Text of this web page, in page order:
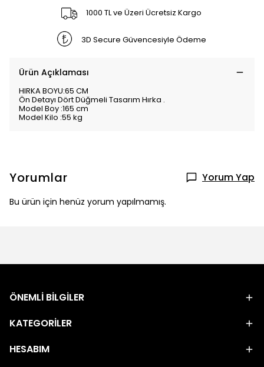
1000 TL ve Üzeri Ücretsiz Kargo
3D Secure Güvencesiyle Ödeme
Ürün Açıklaması
HIRKA BOYU:65 CM
Ön Detayı Dört Düğmeli Tasarım Hırka .
Model Boy :165 cm
Model Kilo :55 kg
Yorumlar Yorum Yap
Bu ürün için henüz yorum yapılmamış.
ÖNEMLİ BİLGİLER
KATEGORİLER
HESABIM